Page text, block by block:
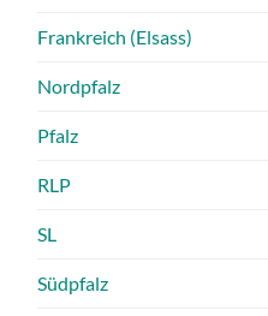
Frankreich (Elsass)
Nordpfalz
Pfalz
RLP
SL
Südpfalz